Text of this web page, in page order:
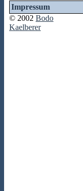
Impressum
© 2002 Bodo
Kaelberer